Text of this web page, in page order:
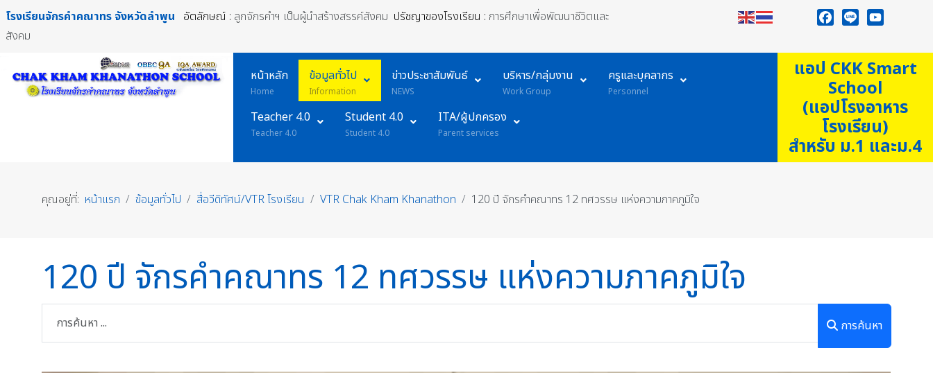
โรงเรียนจักรคำคณาทร จังหวัดลำพูน อัตลักษณ์ : ลูกจักรคำฯ เป็นผู้นำสร้างสรรค์สังคม ปรัชญาของโรงเรียน : การศึกษาเพื่อพัฒนาชีวิตและ
สังคม
หน้าหลัก
Home
ข้อมูลทั่วไป
Information
ข่าวประชาสัมพันธ์
NEWS
บริหาร/กลุ่มงาน
Work Group
ครูและบุคลากร
Personnel
Teacher 4.0
Teacher 4.0
Student 4.0
Student 4.0
ITA/ผู้ปกครอง
Parent services
แอป CKK Smart
School
(แอปโรงอาหาร
โรงเรียน)
สำหรับ ม.1 และม.4
คุณอยู่ที่: หน้าแรก ข้อมูลทั่วไป สื่อวีดิทัศน์/VTR โรงเรียน VTR Chak Kham Khanathon 120 ปี จักรคำคณาทร 12 ทศวรรษ แห่งความภาคภูมิใจ
120 ปี จักรคำคณาทร 12 ทศวรรษ แห่งความภาคภูมิใจ
การค้นหา